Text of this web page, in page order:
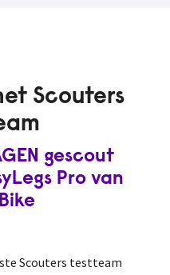
Scouters
gescout
Pro van
Scouters testteam